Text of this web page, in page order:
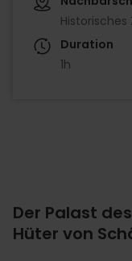
Duration
1h
Der Palast
Hüter von